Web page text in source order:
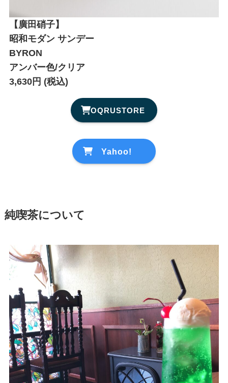
【廣田硝子】
昭和モダン サンデー
BYRON
アンバー色/クリア
3,630円 (税込)
OQRUSTORE
Yahoo!
純喫茶について